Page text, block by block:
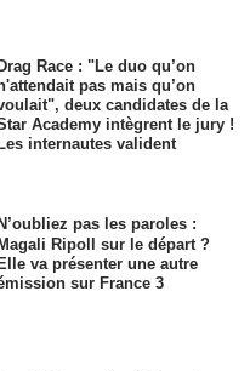
Drag Race : "Le duo qu’on
pas mais qu’on
deux candidates de la
Academy intègrent le jury !
Les internautes valident
N’oubliez pas les paroles :
Ripoll sur le départ ?
va présenter une autre
sur France 3